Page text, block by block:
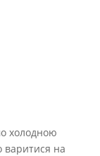
холодною
варитися на